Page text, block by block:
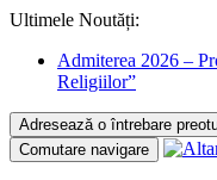
Ultimele Noutăți:
Admiterea 2026 –
Religiilor”
Adresează o întrebare
Comutare navigare